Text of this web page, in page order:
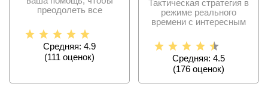
преодолеть все
Средняя: 4.9
(111 оценок)
Тактическая стратегия в
режиме реального
времени с интересным
Средняя: 4.5
(176 оценок)